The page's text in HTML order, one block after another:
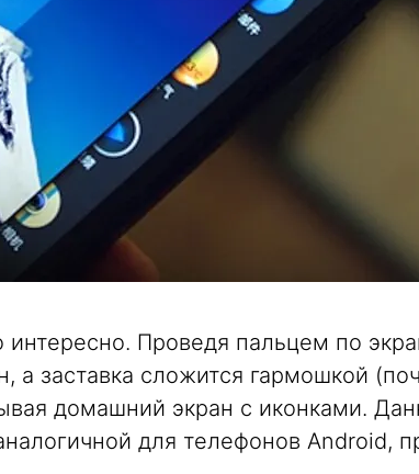
интересно. Проведя пальцем по
а заставка сложится гармошкой
домашний экран с иконками.
для телефонов Android,